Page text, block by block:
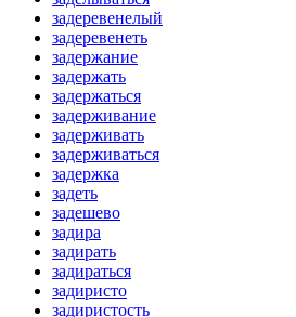
задеревенелый
задеревенеть
задержание
задержать
задержаться
задерживание
задерживать
задерживаться
задержка
задеть
задешево
задира
задирать
задираться
задиристо
задиристость